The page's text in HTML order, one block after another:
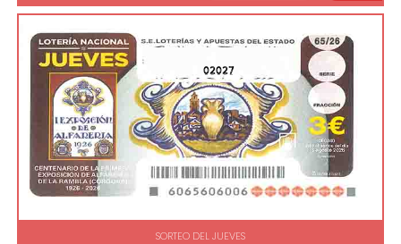
02027
SORTEO DEL JUEVES